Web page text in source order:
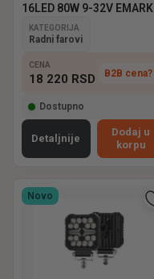
16LED 80W 9-32V EMARK
KATEGORIJA
Radni farovi
CENA
18 220 RSD B2B cena?
Dostupno
Detaljnije
Dodaj u
korpu
Novo